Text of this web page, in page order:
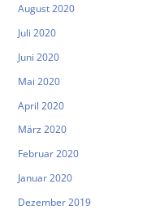
August 2020
Juli 2020
Juni 2020
Mai 2020
April 2020
März 2020
Februar 2020
Januar 2020
Dezember 2019